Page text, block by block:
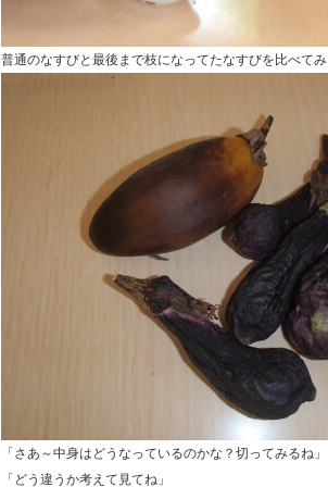
普通のなすびと最後まで枝になってたなすびを比べて
「さあ～中身はどうなっているのかな？切ってみるね」
「どう違うか考えて見てね」